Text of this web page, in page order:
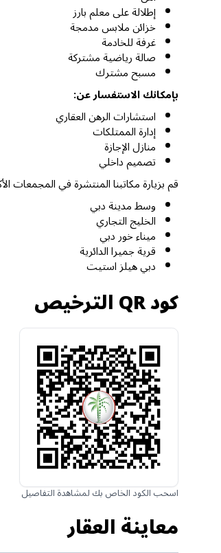
إطلالة على معلم بارز
خزائن ملابس مدمجة
غرفة للخادمة
صالة رياضية مشتركة
مسبح مشترك
بإمكانك الاستفسار عن:
استشارات الرهن العقاري
إدارة الممتلكات
منازل الإجازة
تصميم داخلي
قم بزيارة مكاتبنا المنتشرة في المجمعات
وسط مدينة دبي
الخليج التجاري
ميناء خور دبي
قرية جميرا الدائرية
دبي هيلز استيت
كود QR الترخيص
اسحب الكود الخاص بك لمشاهدة التفاصيل
معاينة العقار